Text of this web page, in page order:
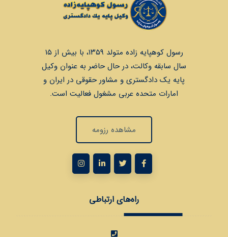
رسول کوهپایه زاده متولد ۱۳۵۹، با بيش از ١٥
سال سابقه وكالت، در حال حاضر به عنوان وكيل
پايه يك دادگستري و مشاور حقوقي در ايران و
امارات متحده عربي مشغول فعاليت است.
مشاهده رزومه
راه‌های ارتباطی